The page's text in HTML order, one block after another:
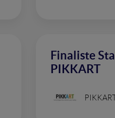
Finaliste
PIKKART